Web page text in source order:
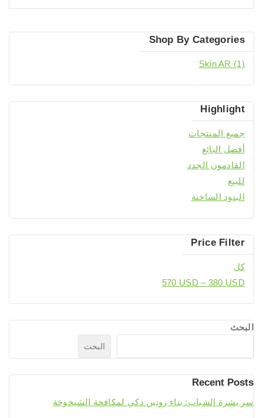
Shop By Categories
Skin AR (1)
Highlight
جميع المنتجات
أفضل البائع
القادمون الجدد
للبيع
البنود الساخنة
Price Filter
كل
380 USD
–
570 USD
البحث
البحث
Recent Posts
سر بشرة الشباب: بناء روتين ذكي لمكافحة الشيخوخة